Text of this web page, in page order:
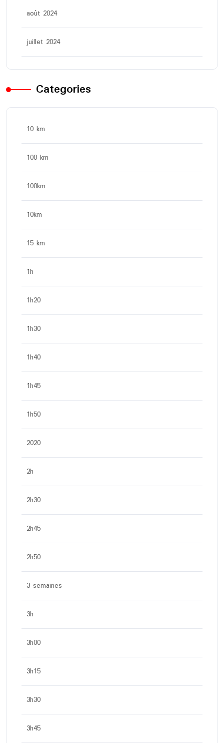
août 2024
juillet 2024
Categories
10 km
100 km
100km
10km
15 km
1h
1h20
1h30
1h40
1h45
1h50
2020
2h
2h30
2h45
2h50
3 semaines
3h
3h00
3h15
3h30
3h45